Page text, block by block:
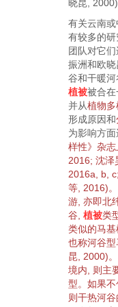
晓昆, 2000)
有关云南
有较多的
团队对它
振洲和欧晓
谷和干暖
植被被合在
并从植物多
形成原因和
为影响方
样性》杂
2016; 沈泽
2016a
b, c
等, 2016)
游, 亦即北
谷, 植被类
类似的马基
也称河谷型
昆, 2000)
境内, 则主
型。如果
则干热河